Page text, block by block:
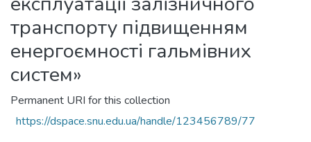
транспорту підвищенням
енергоємності гальмівних
систем»
Permanent URI for this collection
https://dspace.snu.edu.ua/handle/123456789/77